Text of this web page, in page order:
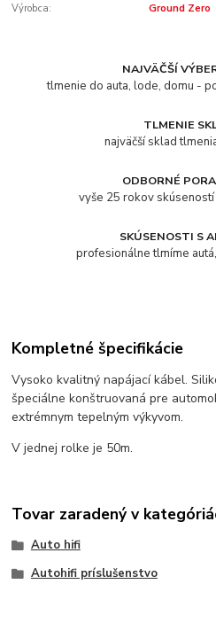
Výrobca: Ground Zero
NAJVÄČŠÍ
tlmenie do auta, lode, domu -
TLMENIE
najväčší sklad
ODBORNÉ
vyše 25 rokov
SKÚSENOSTI S
profesionálne tlmíme
Kompletné špecifikácie
Vysoko kvalitný napájací kábel.
špeciálne konštruovaná pre
extrémnym tepelným výkyvom.
V jednej rolke je 50m.
Tovar zaradený v
Auto hifi
Autohifi príslušenstvo